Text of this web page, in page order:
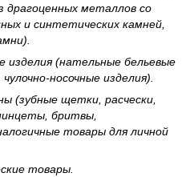
драгоценных металлов со
и синте­тических камней,
(нательные бельевые
носочные изделия).
(зубные щетки, расчески,
бритвы,
товары для личной
товары.